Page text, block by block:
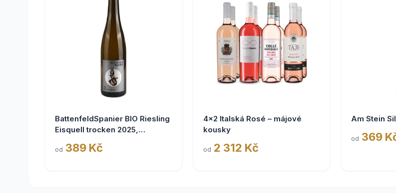
BattenfeldSpanier BIO Riesling
Eisquell trocken 2025,
Rheinhessen VDP
od 389 Kč
4x2 Italská Rosé – májové
kousky
od 2 312 Kč
Am Stein
od 369